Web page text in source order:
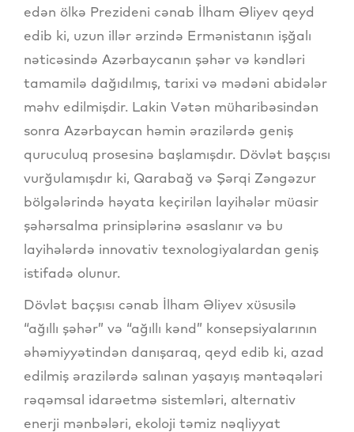
edən ölkə Prezideni cənab İlham Əliyev qeyd
edib ki, uzun illər ərzində Ermənistanın işğalı
nəticəsində Azərbaycanın şəhər və kəndləri
tamamilə dağıdılmış, tarixi və mədəni abidələr
məhv edilmişdir. Lakin Vətən müharibəsindən
sonra Azərbaycan həmin ərazilərdə geniş
quruculuq prosesinə başlamışdır. Dövlət başçısı
vurğulamışdır ki, Qarabağ və Şərqi Zəngəzur
bölgələrində həyata keçirilən layihələr müasir
şəhərsalma prinsiplərinə əsaslanır və bu
layihələrdə innovativ texnologiyalardan geniş
istifadə olunur.
Dövlət baçşısı cənab İlham Əliyev xüsusilə
“ağıllı şəhər” və “ağıllı kənd” konsepsiyalarının
əhəmiyyətindən danışaraq, qeyd edib ki, azad
edilmiş ərazilərdə salınan yaşayış məntəqələri
rəqəmsal idarəetmə sistemləri, alternativ
enerji mənbələri, ekoloji təmiz nəqliyyat